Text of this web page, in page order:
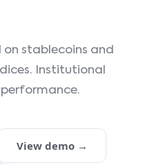
stablecoins and
Institutional
View demo →